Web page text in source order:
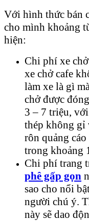
Với hình thức bán
cho mình khoảng
hiện:
Chi phí xe
xe chở cafe
làm xe là gì
chở được
3 – 7 triệu,
thép không gỉ
rôn quảng
trong khoảng
Chi phí trang
phê gấp gọn
sao cho nổi
người chú ý.
này sẽ dao